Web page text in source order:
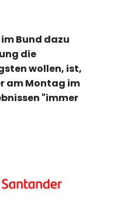
Bund dazu
die
wollen, ist,
am Montag im
"immer